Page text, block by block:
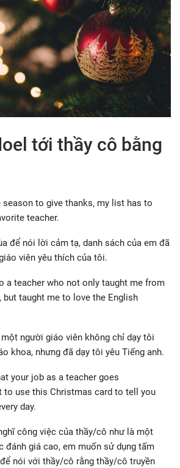
tới thầy cô bằng
to give thanks, my list has to
teacher.
để nói lời cảm tạ, danh sách của em đã
viên yêu thích của tôi.
a teacher who not only taught me from
but taught me to love the English
người giáo viên không chỉ dạy tôi
khoa, nhưng đã dạy tôi yêu Tiếng anh.
your job as a teacher goes
to use this Christmas card to tell you
day.
công việc của thầy/cô như là một
đánh giá cao, em muốn sử dụng tấm
nói với thầy/cô rằng thầy/cô truyền